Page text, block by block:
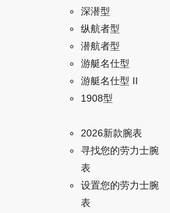
深潜型
纵航者型
潜航者型
游艇名仕型
游艇名仕型 II
1908型
2026新款腕表
寻找您的劳力士腕
表
设置您的劳力士腕
表